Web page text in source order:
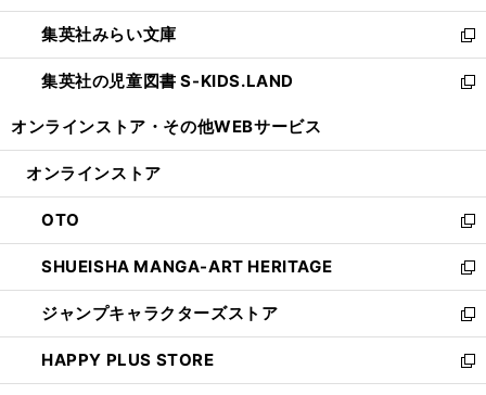
開
く
ウ
で
開
く
ン
ド
ウ
で
ウ
ィ
ン
ド
開
集英社みらい文庫
新
し
い
ン
ウ
で
開
く
集英社の児童図書 S-KIDS.LAND
新
ウ
ン
ド
ウ
で
開
く
オンラインストア・ その他WEBサービス
オンラインストア
OTO
新
し
い
ウ
ィ
ン
ド
ウ
SHUEISHA MANGA-ART HERITAGE
新
し
い
ウ
ィ
ン
ジャンプキャラクターズストア
新
し
い
ウ
HAPPY PLUS STORE
新
し